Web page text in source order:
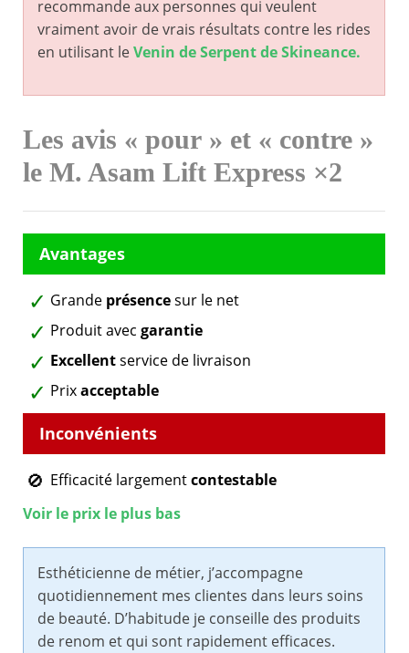
recommande aux personnes qui veulent
vraiment avoir de vrais résultats contre les rides
en utilisant leVenin de Serpent de Skineance.
Les avis « pour » et « contre »
le M. Asam Lift Express ×2
Grande présencesur le net
Produit avec garantie
Excellentservice de livraison
Prixacceptable
Efficacité largementcontestable
Voir le prix le plus bas
Esthéticienne de métier, j’accompagne
quotidiennement mes clientes dans leurs soins
de beauté. D’habitude je conseille des produits
de renom et qui sont rapidement efficaces.